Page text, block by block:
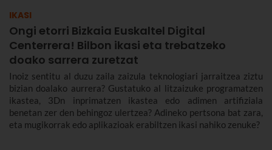
IKASI
Ongi etorri Bizkaia Euskaltel Digital
Centerrera! Bilbon ikasi eta trebatzeko
doako sarrera zuretzat
Inoiz sentitu al duzu zaila zaizula teknologiari jarraitzea ziztu
bizian doalako aurrera? Gustatuko al litzaizuke programatzen
ikastea, 3Dn inprimatzen ikastea edo adimen artifiziala
benetan zer den behingoz ulertzea? Adineko pertsona bat zara,
eta mugikorrak edo aplikazioak erabiltzen ikasi nahiko zenuke?